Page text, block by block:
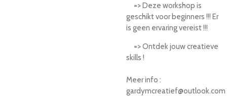
=> Deze workshop is
geschikt voor beginners !!! Er
is geen ervaring vereist !!!
=> Ontdek jouw creatieve
skills !
Meer info :
gardymcreatief@outlook.com